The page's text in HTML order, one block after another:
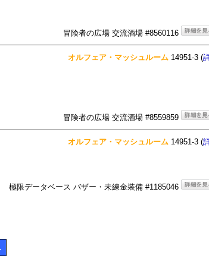
冒険者の広場 交流酒場 #8560116
オルフェア・マッシュルーム 14951-3 (
冒険者の広場 交流酒場 #8559859
オルフェア・マッシュルーム 14951-3 (
極限データベース バザー・未練金装備 #1185046